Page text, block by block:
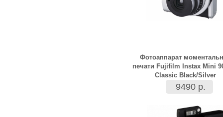
Фотоаппарат
печати Fujifilm Instax Mini
Classic Black/Silver
9490 р.